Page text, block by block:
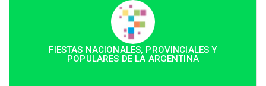
FIESTAS NACIONALES, PROVINCIALES Y
POPULARES DE LA ARGENTINA